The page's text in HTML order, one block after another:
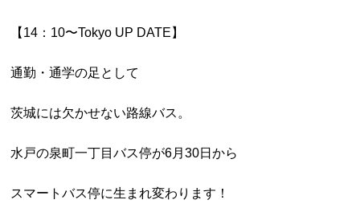
【14：10〜Tokyo UP DATE】
通勤・通学の足として
茨城には欠かせない路線バス。
水戸の泉町一丁目バス停が6月30日から
スマートバス停に生まれ変わります！